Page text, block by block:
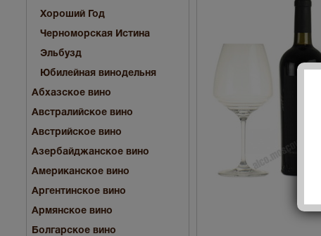
Хороший Год
Черноморская Истина
Эльбузд
Юбилейная винодельня
Абхазское вино
Австралийское вино
Австрийское вино
Азербайджанское вино
Американское вино
Аргентинское вино
Армянское вино
Болгарское вино